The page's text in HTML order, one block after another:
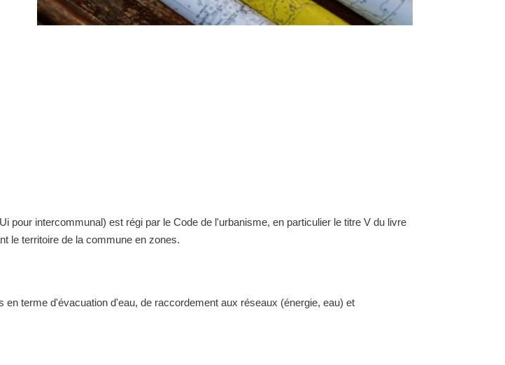
pour intercommunal) est régi par le Code de l'urbanisme, en particulier le titre V du livre
le territoire de la commune en zones.
en terme d'évacuation d'eau, de raccordement aux réseaux (énergie, eau) et